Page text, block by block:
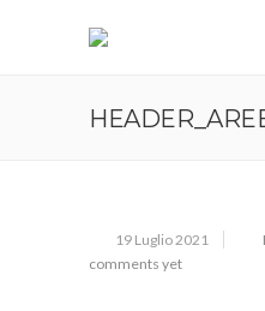
19 Luglio 2021
comments yet